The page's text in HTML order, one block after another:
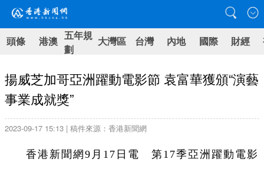
頭條 港澳 五年規
劃
大灣區 台灣 內地 國際 財經
揚威芝加哥亞洲躍動電影節 袁富華獲頒“演藝
事業成就獎”
2023-09-17 15:13 | 稿件來源：香港新聞網
香港新聞網9月17日電 第17季亞洲躍動電影